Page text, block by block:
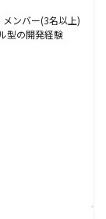
メンバー(3名以上)
型の開発経験